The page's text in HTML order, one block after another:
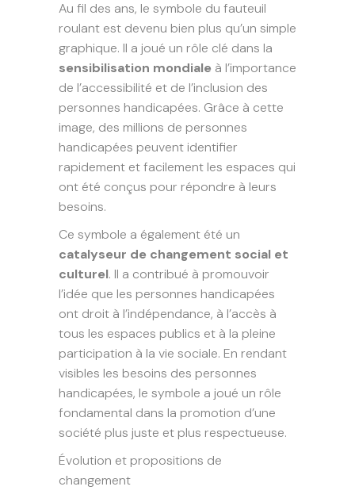
Au fil des ans, le symbole du fauteuil
roulant est devenu bien plus qu’un simple
graphique. Il a joué un rôle clé dans la
sensibilisation mondiale à l’importance
de l’accessibilité et de l’inclusion des
personnes handicapées. Grâce à cette
image, des millions de personnes
handicapées peuvent identifier
rapidement et facilement les espaces qui
ont été conçus pour répondre à leurs
besoins.
Ce symbole a également été un
catalyseur de changement social et
culturel. Il a contribué à promouvoir
l’idée que les personnes handicapées
ont droit à l’indépendance, à l’accès à
tous les espaces publics et à la pleine
participation à la vie sociale. En rendant
visibles les besoins des personnes
handicapées, le symbole a joué un rôle
fondamental dans la promotion d’une
société plus juste et plus respectueuse.
Évolution et propositions de
changement